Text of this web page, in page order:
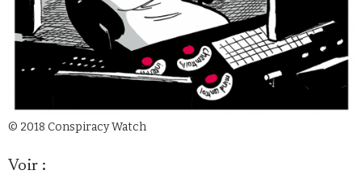
Se connecter
© 2018 Conspiracy Watch
Voir :